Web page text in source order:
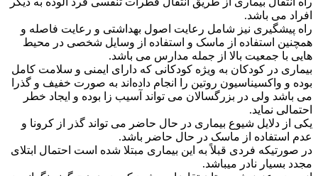
افراد می باشد.
راه پیشگیری نیز شامل رعایت اصول بهداشتی و رعایت فاصله و
همچنین استفاده از ماسک و استفاده از وسایل شخصی در محیط
هایی با جمعیت بالا از جمله مدارس می باشد.
بیماری در کودکان به ویژه کودکانی که دارای ایمنی و سلامت کامل
بوده و واکسیناسیون روتین را انجام داده‌اند به صورت خفیف و گذرا
می باشد ولی در بزرگسالان می تواند آسیب زا بوده و ایجاد خطر
احتمالی نماید.
یکی از دلایل شیوع بیماری در حال حاضر می تواند گذر از کرونا و
عدم استفاده از ماسک در حال حاضر باشد.
در صورتیکه فردی قبلاً به این بیماری مبتلا شده است احتمال ابتلای
مجدد بسیار نادر میباشد.